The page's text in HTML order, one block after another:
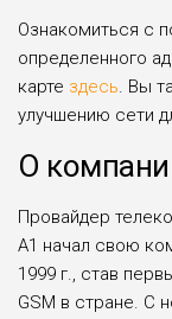
Ознакомиться с
определенного
карте здесь. Вы
улучшению сети
О
Провайдер
А1 начал свою
1999 г., став
GSM в стране. С